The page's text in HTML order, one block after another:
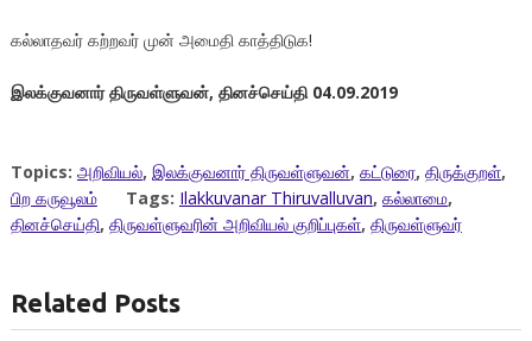
கல்லாதவர் கற்றவர் முன் அமைதி காத்திடுக!
இலக்குவனார்திருவள்ளுவன், தினச்செய்தி 04.09.2019
Topics: அறிவியல், இலக்குவனார் திருவள்ளுவன், கட்டுரை, திருக்குறள்,
பிற கருவூலம்
Tags: Ilakkuvanar Thiruvalluvan, கல்லாமை,
தினச்செய்தி, திருவள்ளுவரின் அறிவியல் குறிப்புகள், திருவள்ளுவர்
Related Posts